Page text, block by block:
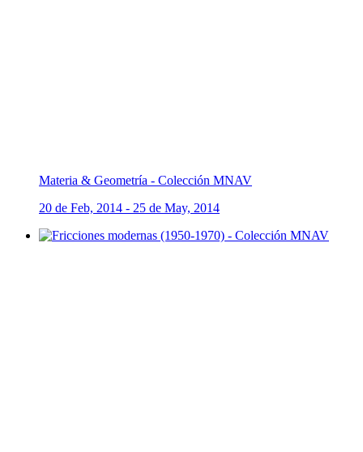
Materia & Geometría - Colección MNAV
20 de Feb, 2014 - 25 de May, 2014